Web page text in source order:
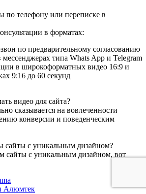
по телефону или переписке в
в форматах:
по предварительному согласованию
мессенджерах типа Whats App и Telegram
в широкоформатных видео 16:9 и
9:16 до 60 секунд
видео для сайта?
сказывается на вовлеченности
конверсии и поведенческим
сайты с уникальным дизайном?
сайты с уникальным дизайном, вот
Алюмтек